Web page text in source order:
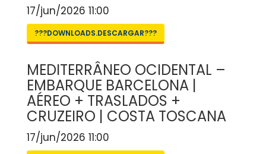
17/jun/2026 11:00
???DOWNLOADS.DESCARGAR???
MEDITERRÂNEO OCIDENTAL –
EMBARQUE BARCELONA |
AÉREO + TRASLADOS +
CRUZEIRO | COSTA TOSCANA
17/jun/2026 11:00